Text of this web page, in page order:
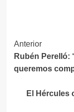
de
entradas
Anterior
Rubén Perelló:
queremos
El Hércules